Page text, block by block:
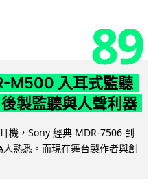
89
M500 入耳式監聽
製監聽與人聲利器
機，Sony 經典 MDR-7506 到
熟悉。而現在舞台製作者與創